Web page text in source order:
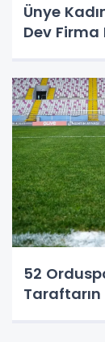
Ünye
Dev Firma
52